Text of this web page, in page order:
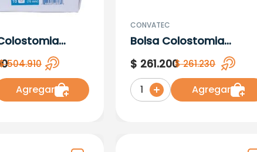
70Mm
10 Un
504.910
Agregar
CONVATEC
Bolsa Colostomia
Drenable 57Mm Rf
416420 X 10 Unidades.Ct
$ 261.200$261.230
1 Agregar